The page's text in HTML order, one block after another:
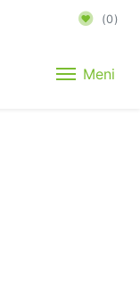
(0)
Meni